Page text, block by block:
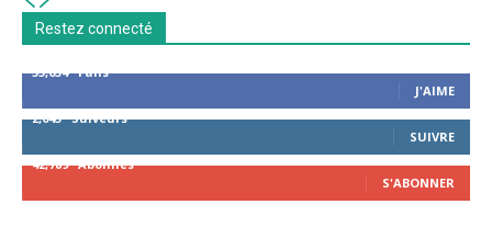
Restez connecté
53,654
Fans
J'AIME
2,043 Suiveurs
SUIVRE
42,789 Abonnés
S'ABONNER